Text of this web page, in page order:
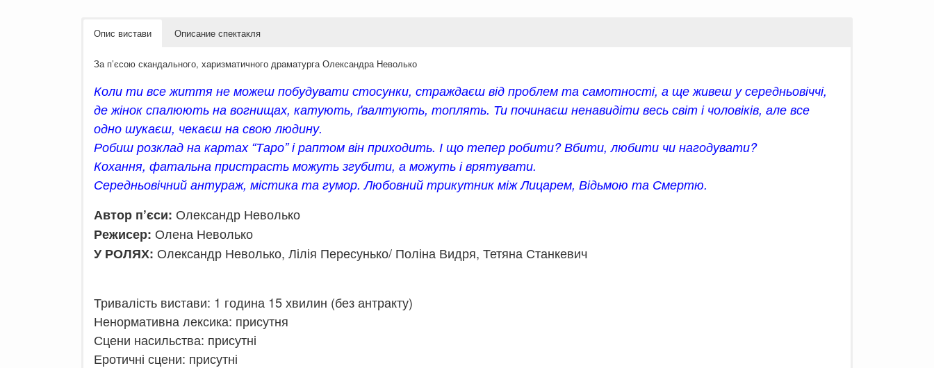
Опис вистави Описание спектакля
За п’єсою скандального, харизматичного драматурга Олександра Неволько
Коли ти все життя не можеш побудувати стосунки, страждаєш від проблем та самотності, а ще живеш у середньовіччі,
де жінок спалюють на вогнищах, катують, ґвалтують, топлять. Ти починаєш ненавидіти весь світ і чоловіків, але все
одно шукаєш, чекаєш на свою людину.
Робиш розклад на картах “Таро” і раптом він приходить. І що тепер робити? Вбити, любити чи нагодувати?
Кохання, фатальна пристрасть можуть згубити, а можуть і врятувати.
Середньовічний антураж, містика та гумор. Любовний трикутник між Лицарем, Відьмою та Смертю.
Автор п’єси: Олександр Неволько
Режисер: Олена Неволько
У РОЛЯХ: Олександр Неволько, Лілія Пересунько/ Поліна Видря, Тетяна Станкевич
Тривалість вистави: 1 година 15 хвилин (без антракту)
Ненормативна лексика: присутня
Сцени насильства: присутні
Еротичні сцени: присутні